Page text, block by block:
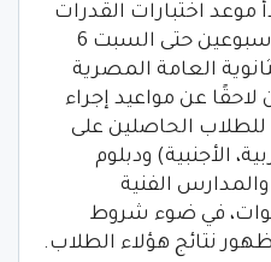
موعد اختبارات القدرات
2022 اليوم الاثنين ولمدة أسبوعين حتى السبت 6
العامة المصرية
لاحقًا عن مواعيد إجراء
للطلاب الحاصلين على
الأجنبية) ودبلوم
والمدارس الفنية
نظام ( 3- 5) سنوات، في ضوء شروط
نتائج هؤلاء الطلاب.